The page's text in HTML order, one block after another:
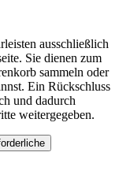
ausschließlich
Sie dienen zum
sammeln oder
Ein Rückschluss
und dadurch
weitergegeben.